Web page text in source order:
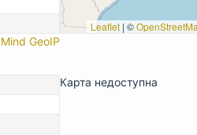
GeoIP
Leaflet | ©
Карта недоступна